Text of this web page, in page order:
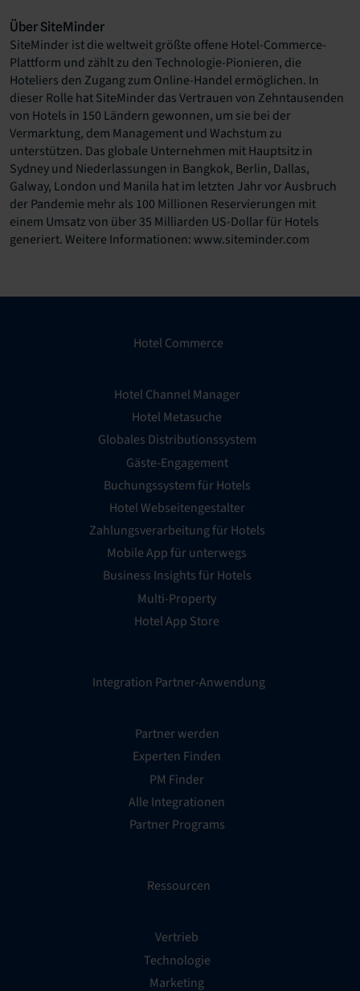
Über SiteMinder
SiteMinder ist die weltweit größte offene Hotel-Commerce-
Plattform und zählt zu den Technologie-Pionieren, die
Hoteliers den Zugang zum Online-Handel ermöglichen. In
dieser Rolle hat SiteMinder das Vertrauen von Zehntausenden
von Hotels in 150 Ländern gewonnen, um sie bei der
Vermarktung, dem Management und Wachstum zu
unterstützen. Das globale Unternehmen mit Hauptsitz in
Sydney und Niederlassungen in Bangkok, Berlin, Dallas,
Galway, London und Manila hat im letzten Jahr vor Ausbruch
der Pandemie mehr als 100 Millionen Reservierungen mit
einem Umsatz von über 35 Milliarden US-Dollar für Hotels
generiert. Weitere Informationen: www.siteminder.com
Hotel Commerce
Hotel Channel Manager
Hotel Metasuche
Globales Distributionssystem
Gäste-Engagement
Buchungssystem für Hotels
Hotel Webseitengestalter
Zahlungsverarbeitung für Hotels
Mobile App für unterwegs
Business Insights für Hotels
Multi-Property
Hotel App Store
Integration Partner-Anwendung
Partner werden
Experten Finden
PM Finder
Alle Integrationen
Partner Programs
Ressourcen
Vertrieb
Technologie
Marketing